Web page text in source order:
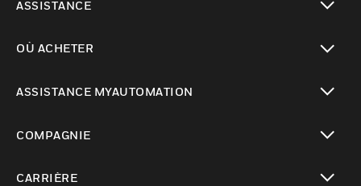
ASSISTANCE
OÙ ACHETER
ASSISTANCE MYAUTOMATION
COMPAGNIE
CARRIÈRE